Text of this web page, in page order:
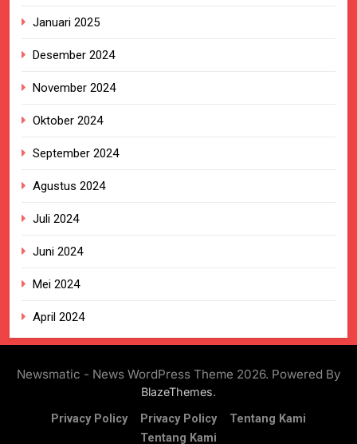
Januari 2025
Desember 2024
November 2024
Oktober 2024
September 2024
Agustus 2024
Juli 2024
Juni 2024
Mei 2024
April 2024
Newsmatic - News WordPress Theme 2026. Powered By
BlazeThemes.
Privacy Policy Privacy Policy
Tentang Kami
Tentang Kami